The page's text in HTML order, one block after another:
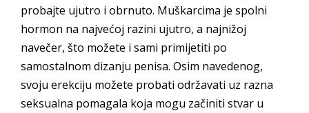
probajte ujutro i obrnuto. Muškarcima je spolni
hormon na najvećoj razini ujutro, a najnižoj
navečer, što možete i sami primijetiti po
samostalnom dizanju penisa. Osim navedenog,
svoju erekciju možete probati održavati uz razna
seksualna pomagala koja mogu začiniti stvar u